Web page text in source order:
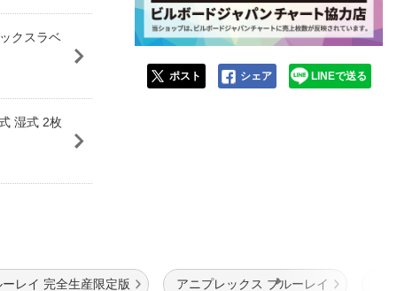
クスラベ
湿式 2枚
ポスト シェア LINEで送る
ーレイ 完全生産限定版 アニプレックス ブルーレイ